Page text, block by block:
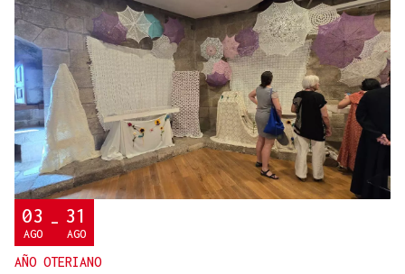
CRIMEN EN A GRANXA
La jueza insta al CHUO a notificarle el alta de la
presunta matricida de O Carballiño
03
AGO - 31
AGO
AÑO OTERIANO